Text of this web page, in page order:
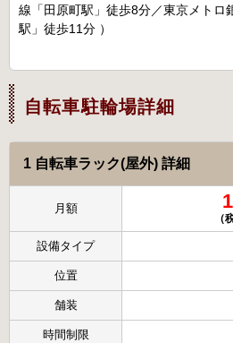
線「田原町駅」徒歩8分／東京メトロ
駅」徒歩11分 ）
自転車駐輪場詳細
1 自転車ラック(屋外) 詳細
月額
（
設備タイプ
位置
舗装
時間制限